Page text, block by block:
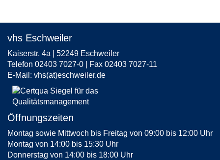
vhs Eschweiler
Kaiserstr. 4a | 52249 Eschweiler
Telefon 02403 7027-0 | Fax 02403 7027-11
E-Mail: vhs(at)eschweiler.de
Öffnungszeiten
Montag sowie Mittwoch bis Freitag von 09:00 bis 12:00 Uhr
Montag von 14:00 bis 15:30 Uhr
Donnerstag von 14:00 bis 18:00 Uhr